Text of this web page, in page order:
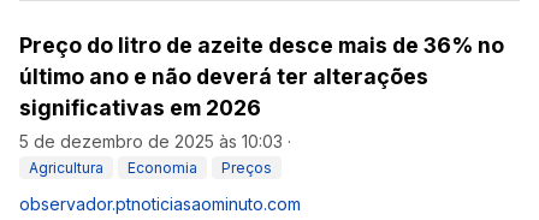
Preço do litro de azeite desce mais de 36% no
último ano e não deverá ter alterações
significativas em 2026
5 de dezembro de 2025 às 10:03 ·
Agricultura Economia Preços
observador.ptnoticiasaominuto.com